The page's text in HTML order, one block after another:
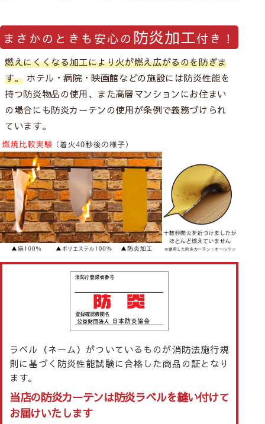
まさかのときも安心の 防炎加工付き！
燃えにくくなる加工により火が燃え広がるのを防ぎま
す。 ホテル・病院・映画館などの施設には防炎性能を
持つ防炎物品の使用、また高層マンションにお住まい
の場合にも防炎カーテンの使用が条例で義務づけられ
ています。
ラベル（ネーム）がついているものが消防法施行規
則に基づく防炎性能試験に合格した商品の証となり
ます。
当店の防炎カーテンは防炎ラベルを縫い付けて
お届けいたします